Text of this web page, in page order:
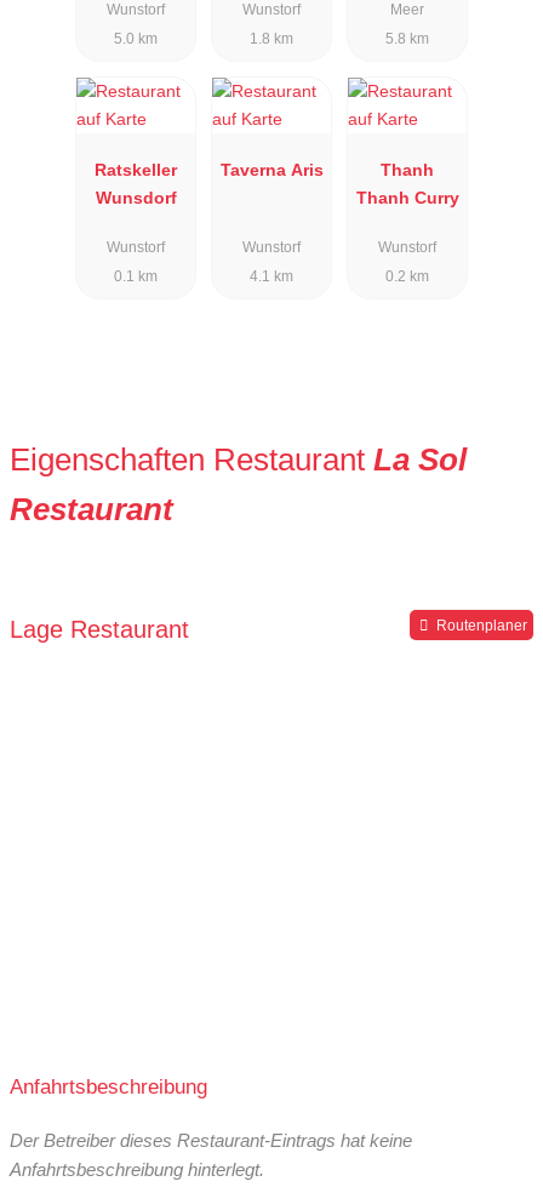
Wunstorf
5.0 km
Wunstorf
1.8 km
Meer
5.8 km
Ratskeller
Wunsdorf
Wunstorf
0.1 km
Taverna Aris
Wunstorf
4.1 km
Thanh
Thanh Curry
Wunstorf
0.2 km
Eigenschaften Restaurant La Sol
Restaurant
Lage Restaurant Routenplaner
Anfahrtsbeschreibung
Der Betreiber dieses Restaurant-Eintrags hat keine
Anfahrtsbeschreibung hinterlegt.